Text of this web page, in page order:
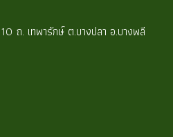
ถ. เทพารักษ์ ต.บางปลา อ.บางพลี